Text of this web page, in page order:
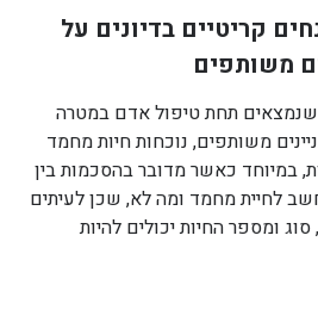
קריטיים בדיונים על
משותפים
שנמצאים תחת טיפול אדם במטרה
משותפים, נוכחות חיות מחמד
במיוחד כאשר מדובר בהסכמות בין
לחיית מחמד ומה לא, שכן לעיתים
ומספר החיות יכולים להיות